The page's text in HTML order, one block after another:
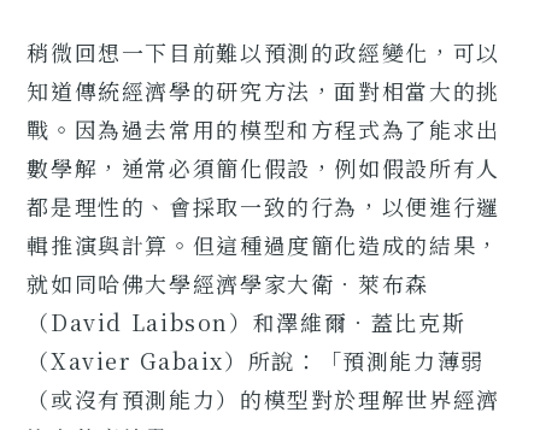
稍微回想一下目前難以預測的政經變化，可以
知道傳統經濟學的研究方法，面對相當大的挑
戰。因為過去常用的模型和方程式為了能求出
數學解，通常必須簡化假設，例如假設所有人
都是理性的、會採取一致的行為，以便進行邏
輯推演與計算。但這種過度簡化造成的結果，
就如同哈佛大學經濟學家大衛．萊布森
（David Laibson）和澤維爾．蓋比克斯
（Xavier Gabaix）所說：「預測能力薄弱
（或沒有預測能力）的模型對於理解世界經濟